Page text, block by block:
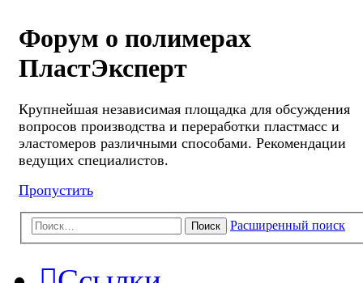
Форум о полимерах
ПластЭксперт
Крупнейшая независимая площадка для обсуждения
вопросов производства и переработки пластмасс и
эластомеров различными способами. Рекомендации
ведущих специалистов.
Пропустить
Поиск Расширенный поиск